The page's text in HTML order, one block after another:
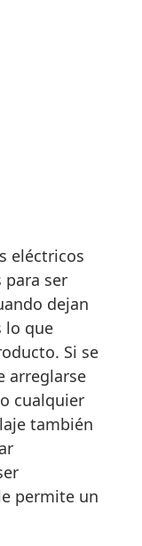
eléctricos
para ser
dejan
lo que
Si se
arreglarse
cualquier
también
permite un